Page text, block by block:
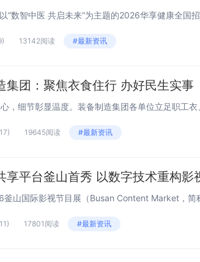
13142阅读 #最新资讯
集团：聚焦衣食住行 办好民生实事
19645阅读 #最新资讯
享平台釜山首秀 以数字技术重构影
釜山国际影视节目展（Busan Content Market，简
17801阅读 #最新资讯